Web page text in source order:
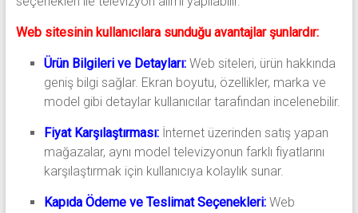
Web sitesinin kullanıcılara sunduğu avantajlar şunlardır:
Ürün Bilgileri ve Detayları:Web siteleri, ürün hakkında
geniş bilgi sağlar. Ekran boyutu, özellikler, marka ve
model gibi detaylar kullanıcılar tarafından incelenebilir.
Fiyat Karşılaştırması:İnternet üzerinden satış yapan
mağazalar, aynı model televizyonun farklı fiyatlarını
karşılaştırmak için kullanıcıya kolaylık sunar.
Kapıda Ödeme ve Teslimat Seçenekleri:Web